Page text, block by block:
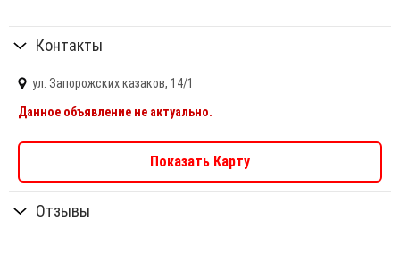
Контакты
ул. Запорожских казаков, 14/1
Данное объявление не актуально.
Показать Карту
Отзывы